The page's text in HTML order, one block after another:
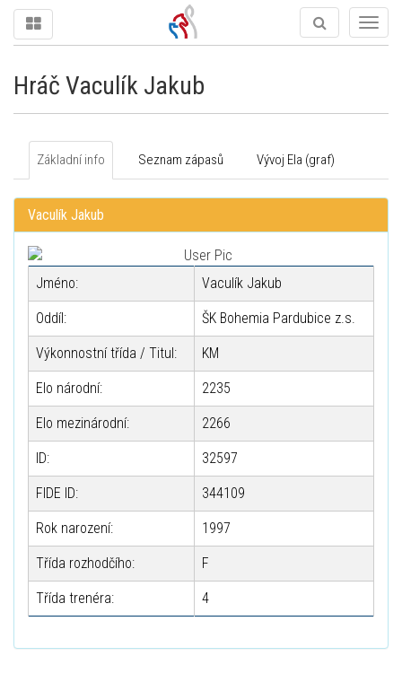
Hráč Vaculík Jakub
Základní info Seznam zápasů Vývoj Ela (graf)
Vaculík Jakub
Jméno: Vaculík Jakub
Oddíl: ŠK Bohemia Pardubice z.s.
Výkonnostní třída / Titul: KM
Elo národní: 2235
Elo mezinárodní: 2266
ID: 32597
FIDE ID: 344109
Rok narození: 1997
Třída rozhodčího: F
Třída trenéra: 4